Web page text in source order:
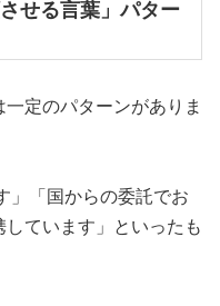
せる言葉」パター
定のパターンがありま
」「国からの委託でお
ています」といったも